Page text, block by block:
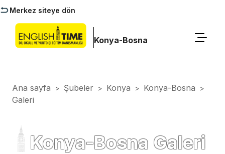
Merkez siteye dön
Konya-Bosna
Ana sayfa > Şubeler > Konya > Konya-Bosna >
Galeri
Konya-Bosna Galeri